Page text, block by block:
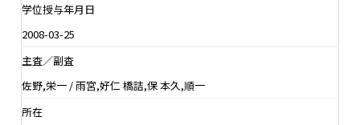
学位授与年月日
2008-03-25
主査／副査
佐野,栄一 / 雨宮,好仁 橋詰,保 本久,順一
所在